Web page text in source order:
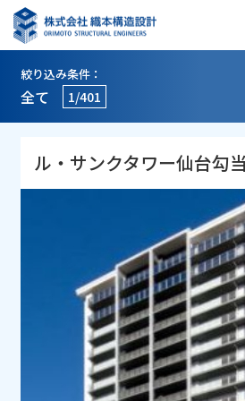
絞り込み条件：
全て 1/401
ル・サンクタワー仙台勾